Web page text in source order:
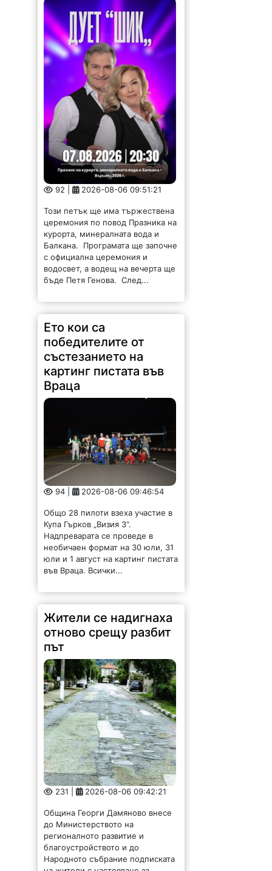
92 | 2026-08-06 09:51:21
Този петък ще има тържествена
церемония по повод Празника на
курорта, минералната вода и
Балкана. Програмата ще започне
с официална церемония и
водосвет, а водещ на вечерта ще
бъде Петя Генова. След...
Ето кои са
победителите от
състезанието на
картинг пистата във
Враца
94 | 2026-08-06 09:46:54
Общо 28 пилоти взеха участие в
Купа Гърков „Визия 3“.
Надпреварата се проведе в
необичаен формат на 30 юли, 31
юли и 1 август на картинг пистата
във Враца. Всички...
Жители се надигнаха
отново срещу разбит
път
231 | 2026-08-06 09:42:21
Община Георги Дамяново внесе
до Министерството на
регионалното развитие и
благоустройството и до
Народното събрание подписката